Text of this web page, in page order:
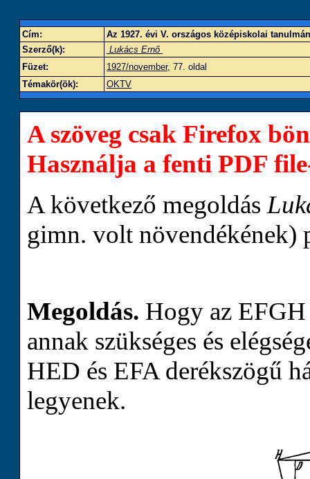
Cím:
Az 1927. évi V. országos középiskolai
Szerző(k):
Lukács Ernő
Füzet:
1927/november, 77. oldal
Témakör(ök):
OKTV
A szöveg csak Firefox
Használja a fenti PDF
A következő megoldás
gimn. volt növendékének)
Megoldás. Hogy az EFGH
annak szükséges és
HED és EFAderékszögű
legyenek.